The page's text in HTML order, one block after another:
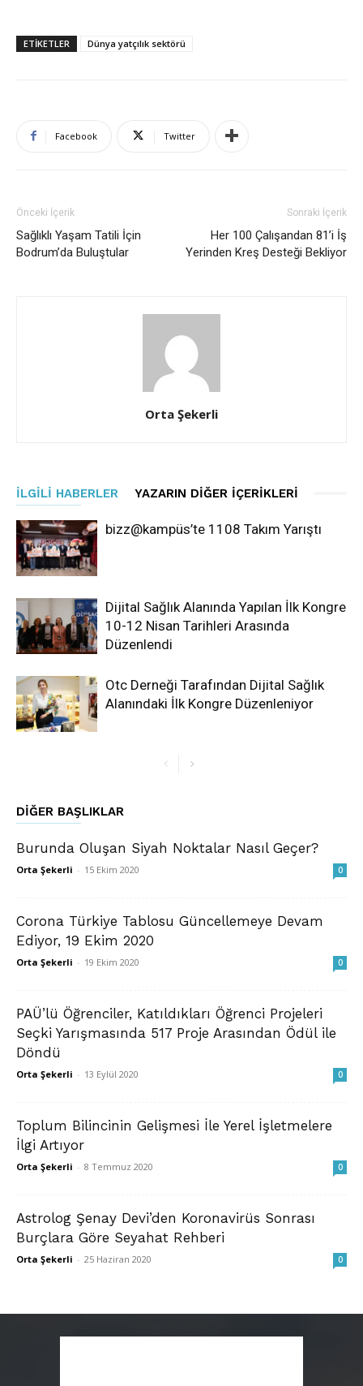
ETIKETLER Dünya yatçılık sektörü
Facebook Twitter
Önceki İçerik
Sağlıklı Yaşam Tatili İçin
Bodrum’da Buluştular
Sonraki İçerik
Her 100 Çalışandan 81’i İş
Yerinden Kreş Desteği Bekliyor
Orta Şekerli
İLGILI HABERLER YAZARIN DIĞER İÇERIKLERI
bizz@kampüs’te 1108 Takım Yarıştı
Dijital Sağlık Alanında Yapılan İlk Kongre
10-12 Nisan Tarihleri Arasında
Düzenlendi
Otc Derneği Tarafından Dijital Sağlık
Alanındaki İlk Kongre Düzenleniyor
DIĞER BAŞLIKLAR
Burunda Oluşan Siyah Noktalar Nasıl Geçer?
Orta Şekerli - 15 Ekim 2020 0
Corona Türkiye Tablosu Güncellemeye Devam
Ediyor, 19 Ekim 2020
Orta Şekerli - 19 Ekim 2020 0
PAÜ’lü Öğrenciler, Katıldıkları Öğrenci Projeleri
Seçki Yarışmasında 517 Proje Arasından Ödül ile
Döndü
Orta Şekerli - 13 Eylül 2020 0
Toplum Bilincinin Gelişmesi İle Yerel İşletmelere
İlgi Artıyor
Orta Şekerli - 8 Temmuz 2020 0
Astrolog Şenay Devi’den Koronavirüs Sonrası
Burçlara Göre Seyahat Rehberi
Orta Şekerli - 25 Haziran 2020 0